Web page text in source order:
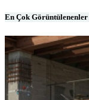
En Çok Görüntülenenler